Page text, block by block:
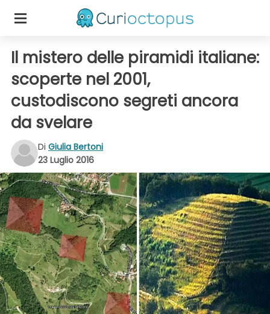
Il mistero delle piramidi italiane:
scoperte nel 2001,
custodiscono segreti ancora
da svelare
Di Giulia Bertoni
23 Luglio 2016